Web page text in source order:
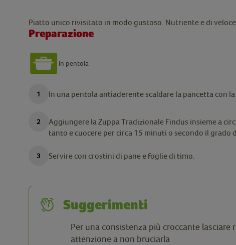
Piatto unico rivisitato in modo gustoso. Nutriente e di
Preparazione
In pentola
In una pentola antiaderente scaldare la pancetta con
Aggiungere la Zuppa Tradizionale Findus insieme a
tanto e cuocere per circa 15 minuti o secondo il grado
Servire con crostini di pane e foglie di timo.
Suggerimenti
Per una consistenza più croccante
attenzione a non bruciarla